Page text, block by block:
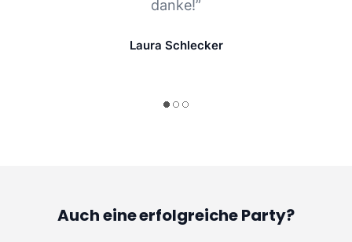
danke!”
Laura Schlecker
Auch eine erfolgreiche Party?